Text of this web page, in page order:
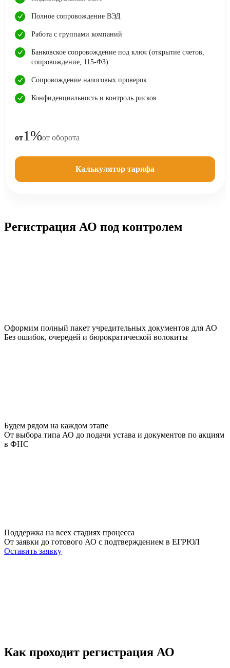
Полное сопровождение ВЭД
Работа с группами компаний
Банковское сопровождение под ключ (открытие счетов,
сопровождение, 115-ФЗ)
Сопровождение налоговых проверок
Конфиденциальность и контроль рисков
от1%от оборота
Калькулятор тарифа
Регистрация АО под контролем
Оформим полный пакет учредительных документов для АО
Без ошибок, очередей и бюрократической волокиты
Будем рядом на каждом этапе
От выбора типа АО до подачи устава и документов по акциям
в ФНС
Поддержка на всех стадиях процесса
От заявки до готового АО с подтверждением в ЕГРЮЛ
Оставить заявку
Как проходит регистрация АО